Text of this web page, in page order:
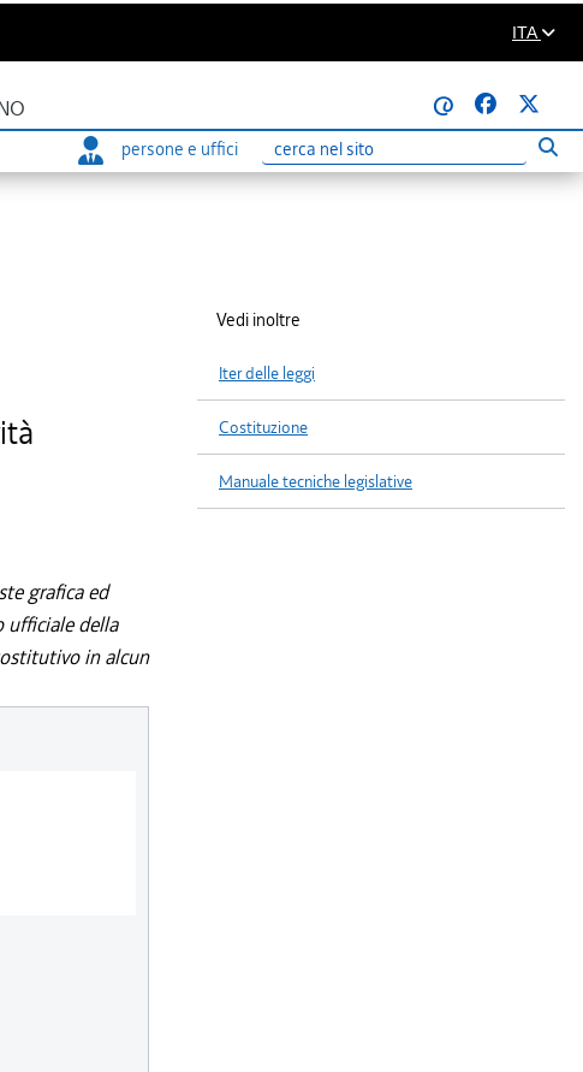
ITA
@
persone e uffici
Ricerca
grafica ed
ufficiale della
in alcun
Vedi inoltre
Iter delle leggi
Costituzione
Manuale tecniche legislative